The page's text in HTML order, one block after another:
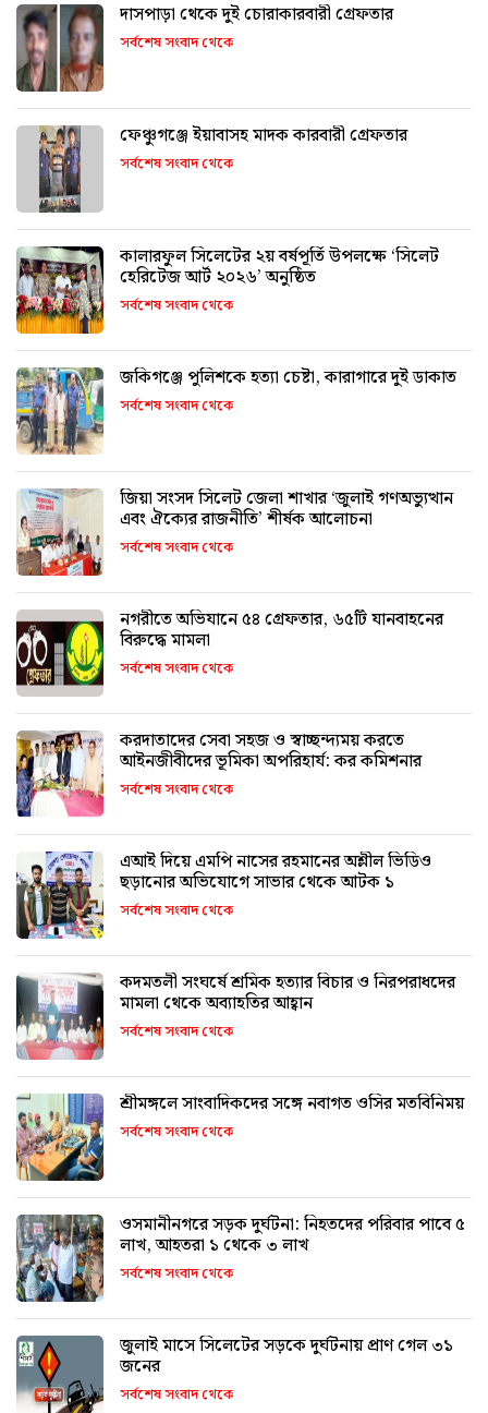
দাসপাড়া থেকে দুই চোরাকারবারী গ্রেফতার
সর্বশেষ সংবাদ থেকে
ফেঞ্চুগঞ্জে ইয়াবাসহ মাদক কারবারী গ্রেফতার
সর্বশেষ সংবাদ থেকে
কালারফুল সিলেটের ২য় বর্ষপূর্তি উপলক্ষে ‘সিলেট
হেরিটেজ আর্ট ২০২৬’ অনুষ্ঠিত
সর্বশেষ সংবাদ থেকে
জকিগঞ্জে পুলিশকে হত্যা চেষ্টা, কারাগারে দুই ডাকাত
সর্বশেষ সংবাদ থেকে
জিয়া সংসদ সিলেট জেলা শাখার ‘জুলাই গণঅভ্যুত্থান
এবং ঐক্যের রাজনীতি’ শীর্ষক আলোচনা
সর্বশেষ সংবাদ থেকে
নগরীতে অভিযানে ৫৪ গ্রেফতার, ৬৫টি যানবাহনের
বিরুদ্ধে মামলা
সর্বশেষ সংবাদ থেকে
করদাতাদের সেবা সহজ ও স্বাচ্ছন্দ্যময় করতে
আইনজীবীদের ভূমিকা অপরিহার্য: কর কমিশনার
সর্বশেষ সংবাদ থেকে
এআই দিয়ে এমপি নাসের রহমানের অশ্লীল ভিডিও
ছড়ানোর অভিযোগে সাভার থেকে আটক ১
সর্বশেষ সংবাদ থেকে
কদমতলী সংঘর্ষে শ্রমিক হত্যার বিচার ও নিরপরাধদের
মামলা থেকে অব্যাহতির আহ্বান
সর্বশেষ সংবাদ থেকে
শ্রীমঙ্গলে সাংবাদিকদের সঙ্গে নবাগত ওসির মতবিনিময়
সর্বশেষ সংবাদ থেকে
ওসমানীনগরে সড়ক দুর্ঘটনা: নিহতদের পরিবার পাবে ৫
লাখ, আহতরা ১ থেকে ৩ লাখ
সর্বশেষ সংবাদ থেকে
জুলাই মাসে সিলেটের সড়কে দুর্ঘটনায় প্রাণ গেল ৩১
জনের
সর্বশেষ সংবাদ থেকে